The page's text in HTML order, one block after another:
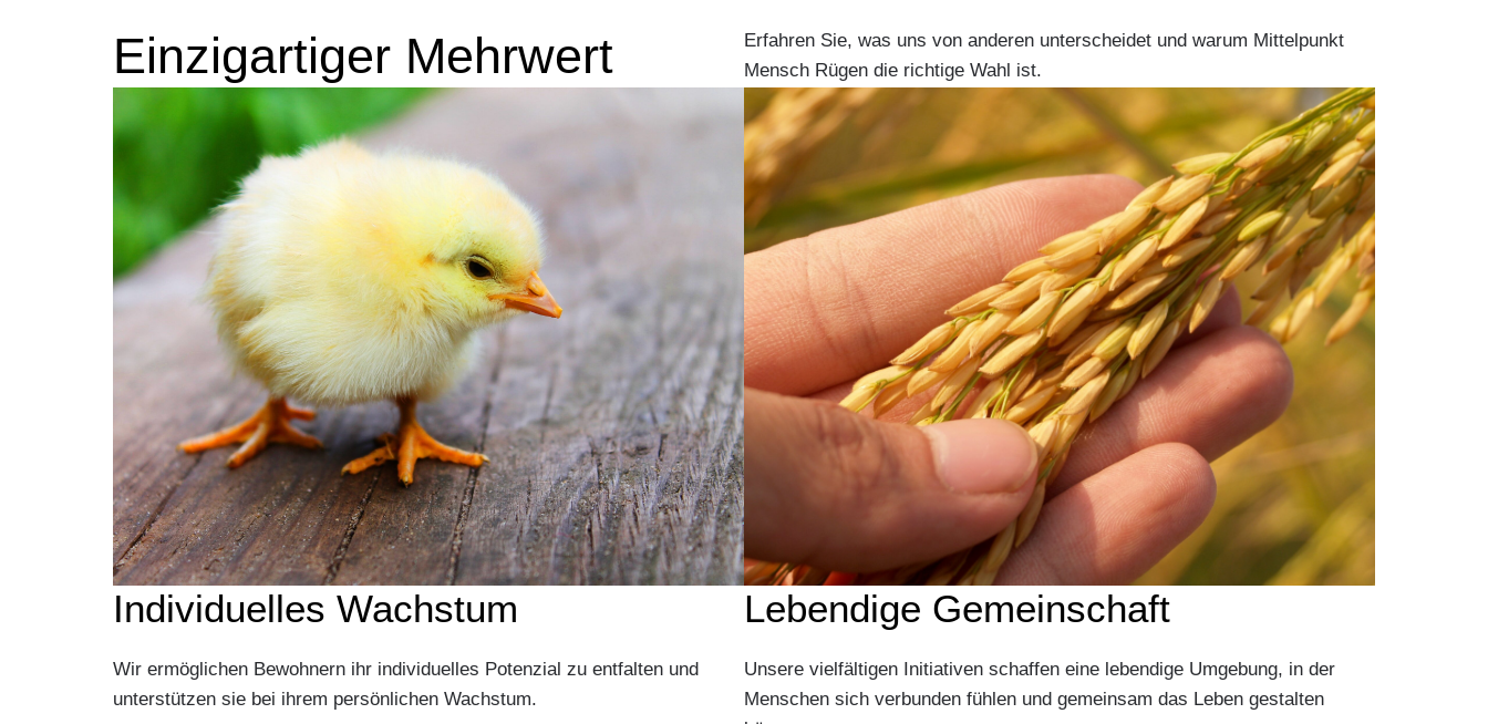
Einzigartiger Mehrwert
Erfahren Sie, was uns von anderen unterscheidet und warum Mittelpunkt
Mensch Rügen die richtige Wahl ist.
Lebendige Gemeinschaft
Unsere vielfältigen Initiativen schaffen eine lebendige Umgebung, in der
Menschen sich verbunden fühlen und gemeinsam das Leben gestalten
Individuelles Wachstum
Wir ermöglichen Bewohnern ihr individuelles Potenzial zu entfalten und
unterstützen sie bei ihrem persönlichen Wachstum.